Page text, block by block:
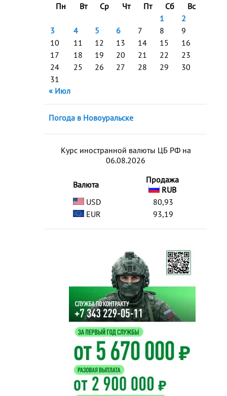
Пн
Вт Ср Чт Пт Сб
Вс
1
2
3
4 5 6 7 8
9
10
11 12 13 14 15
16
17
18 19 20 21 22
23
24
25 26 27 28 29
30
31
« Июл
Погода в Новоуральске
Курс иностранной валюты ЦБ РФ на
06.08.2026
Валюта
Продажа
RUB
USD
80,93
EUR
93,19